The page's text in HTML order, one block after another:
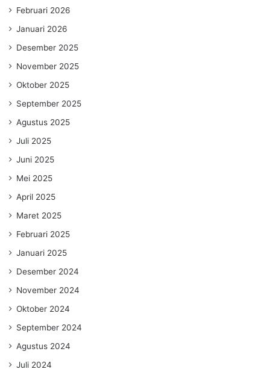
Februari 2026
Januari 2026
Desember 2025
November 2025
Oktober 2025
September 2025
Agustus 2025
Juli 2025
Juni 2025
Mei 2025
April 2025
Maret 2025
Februari 2025
Januari 2025
Desember 2024
November 2024
Oktober 2024
September 2024
Agustus 2024
Juli 2024